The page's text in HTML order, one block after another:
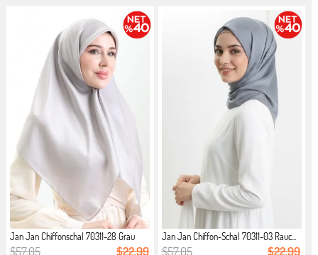
Jan Jan Chiffonschal 70311-28 Grau
$57.05 $22.99
Jan Jan Chiffon-Schal 70311-03 Rauc...
$57.05 $22.99